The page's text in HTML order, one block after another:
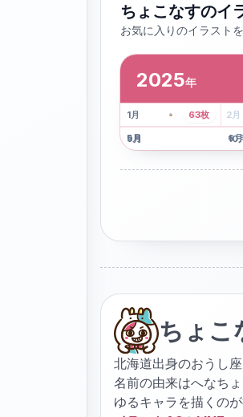
ちょこなすのイ
お気に入りのイラスト
2025年
1月 2枚 2月
5月
41枚
6月
9月
63枚
10
ちょこ
北海道出身のおうし座
名前の由来はへなちょ
ゆるキャラを描くの